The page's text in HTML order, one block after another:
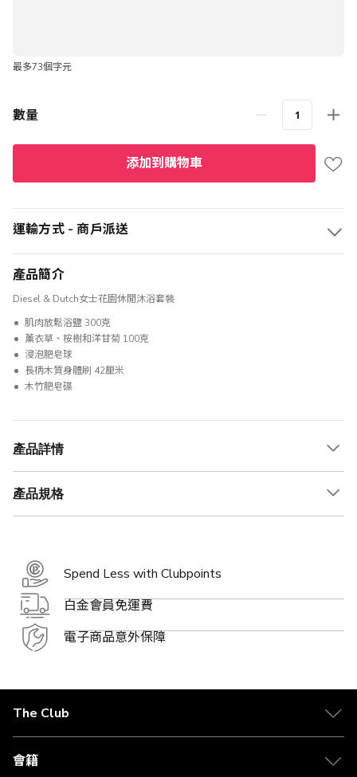
最多73個字元
數量
添加到購物車
運輸方式 - 商戶派送
產品簡介
Diesel & Dutch女士花園休閒沐浴套裝
肌肉放鬆浴鹽 300克
薰衣草、桉樹和洋甘菊 100克
浸泡肥皂球
長柄木質身體刷 42厘米
木竹肥皂碟
產品詳情
產品規格
Spend Less with Clubpoints
白金會員免運費
電子商品意外保障
The Club
關於 The Club
合作夥伴
會籍